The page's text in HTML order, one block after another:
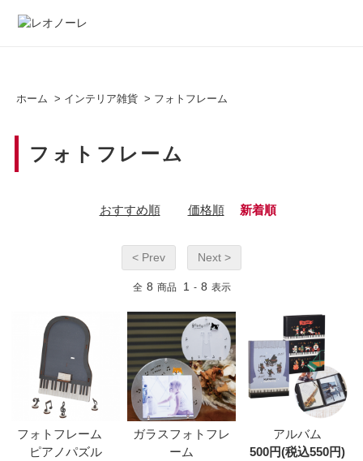
ホーム > インテリア雑貨 > フォトフレーム
フォトフレーム
おすすめ順 価格順 新着順
< Prev Next >
全 8 商品 1 - 8 表示
フォトフレーム
ピアノパズル
ガラスフォトフレ
ーム
アルバム
500円(税込550円)